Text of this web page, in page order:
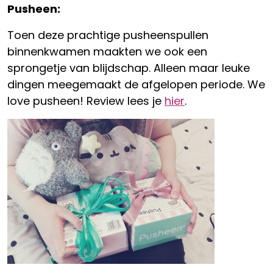
Pusheen:
Toen deze prachtige pusheenspullen
binnenkwamen maakten we ook een
sprongetje van blijdschap. Alleen maar leuke
dingen meegemaakt de afgelopen periode. We
love pusheen! Review lees je hier.